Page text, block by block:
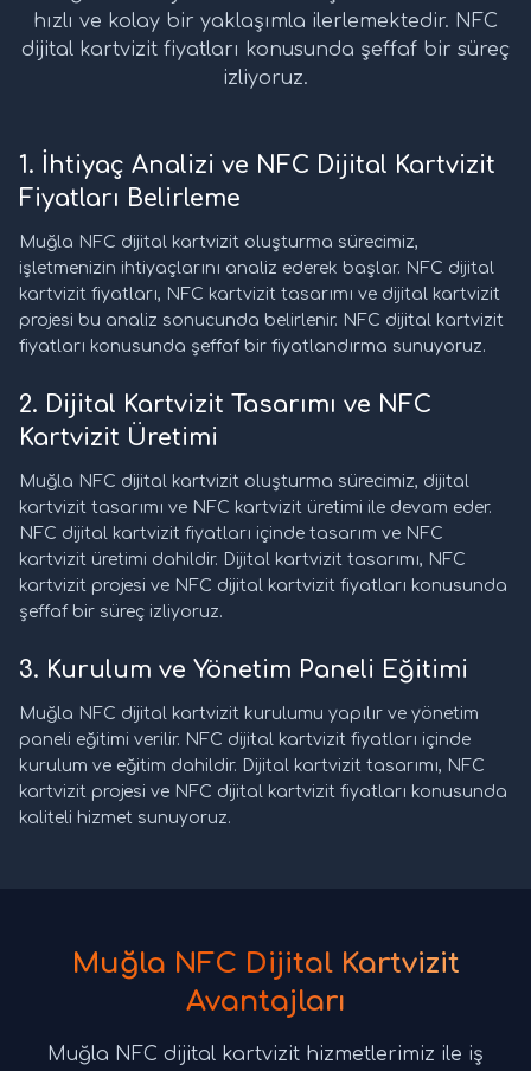
hızlı ve kolay bir yaklaşımla ilerlemektedir. NFC
dijital kartvizit fiyatları konusunda şeffaf bir süreç
izliyoruz.
1. İhtiyaç Analizi ve NFC Dijital Kartvizit
Fiyatları Belirleme
Muğla NFC dijital kartvizit oluşturma sürecimiz,
işletmenizin ihtiyaçlarını analiz ederek başlar. NFC dijital
kartvizit fiyatları, NFC kartvizit tasarımı ve dijital kartvizit
projesi bu analiz sonucunda belirlenir. NFC dijital kartvizit
fiyatları konusunda şeffaf bir fiyatlandırma sunuyoruz.
2. Dijital Kartvizit Tasarımı ve NFC
Kartvizit Üretimi
Muğla NFC dijital kartvizit oluşturma sürecimiz, dijital
kartvizit tasarımı ve NFC kartvizit üretimi ile devam eder.
NFC dijital kartvizit fiyatları içinde tasarım ve NFC
kartvizit üretimi dahildir. Dijital kartvizit tasarımı, NFC
kartvizit projesi ve NFC dijital kartvizit fiyatları konusunda
şeffaf bir süreç izliyoruz.
3. Kurulum ve Yönetim Paneli Eğitimi
Muğla NFC dijital kartvizit kurulumu yapılır ve yönetim
paneli eğitimi verilir. NFC dijital kartvizit fiyatları içinde
kurulum ve eğitim dahildir. Dijital kartvizit tasarımı, NFC
kartvizit projesi ve NFC dijital kartvizit fiyatları konusunda
kaliteli hizmet sunuyoruz.
Muğla NFC Dijital Kartvizit
Avantajları
Muğla NFC dijital kartvizit hizmetlerimiz ile iş